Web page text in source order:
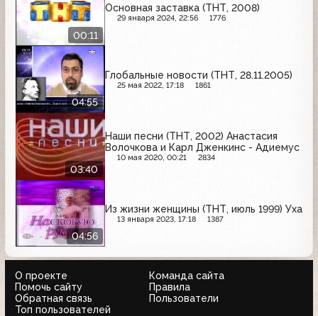
00:11
Основная заставка (ТНТ, 2008)
29 января 2024, 22:56 1776
04:55
Глобальные новости (ТНТ, 28.11.2005)
25 мая 2022, 17:18 1861
03:40
Наши песни (ТНТ, 2002) Анастасия
Волочкова и Карл Дженкинс - Адиемус
10 мая 2020, 00:21 2834
04:56
Из жизни женщины (ТНТ, июль 1999) Уха
13 января 2023, 17:18 1387
О проекте
Команда сайта
Помочь сайту
Правила
Обратная связь
Пользователи
Топ пользователей